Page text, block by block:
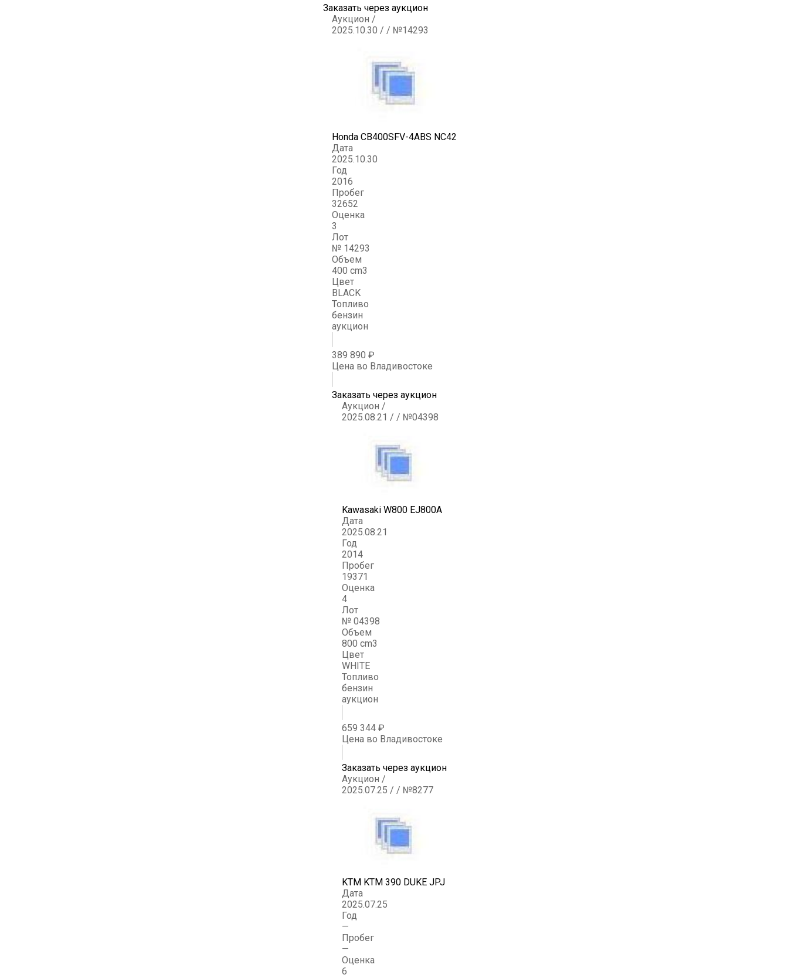
Заказать через аукцион
Аукцион /
2025.10.30 / / №14293
Honda CB400SFV-4ABS NC42
Дата
2025.10.30
Год
2016
Пробег
32652
Оценка
3
Лот
№ 14293
Объем
400 cm3
Цвет
BLACK
Топливо
бензин
аукцион
389 890 ₽
Цена во Владивостоке
Заказать через аукцион
Аукцион /
2025.08.21 / / №04398
Kawasaki W800 EJ800A
Дата
2025.08.21
Год
2014
Пробег
19371
Оценка
4
Лот
№ 04398
Объем
800 cm3
Цвет
WHITE
Топливо
бензин
аукцион
659 344 ₽
Цена во Владивостоке
Заказать через аукцион
Аукцион /
2025.07.25 / / №8277
KTM KTM 390 DUKE JPJ
Дата
2025.07.25
Год
—
Пробег
—
Оценка
6